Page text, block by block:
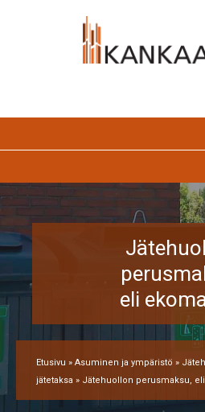
eli
Etusivu » Asuminen ja ympäristö »
jätetaksa » Jätehuollon perusmaksu,